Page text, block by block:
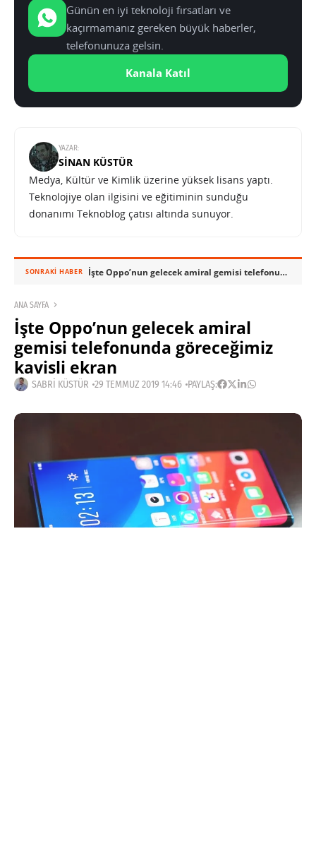
Günün en iyi teknoloji fırsatları ve
kaçırmamanız gereken büyük haberler,
telefonunuza gelsin.
Kanala Katıl
YAZAR:
SINAN KÜSTÜR
Medya, Kültür ve Kimlik üzerine yüksek lisans yaptı.
Teknolojiye olan ilgisini ve eğitiminin sunduğu
donanımı Teknoblog çatısı altında sunuyor.
SONRAKI HABER İşte Oppo’nun gelecek amiral gemisi telefonunda göreceğimiz kavisli ekran
ANA SAYFA
İşte Oppo’nun gelecek amiral
gemisi telefonunda göreceğimiz
kavisli ekran
SABRI KÜSTÜR 29 TEMMUZ 2019 14:46 PAYLAŞ: